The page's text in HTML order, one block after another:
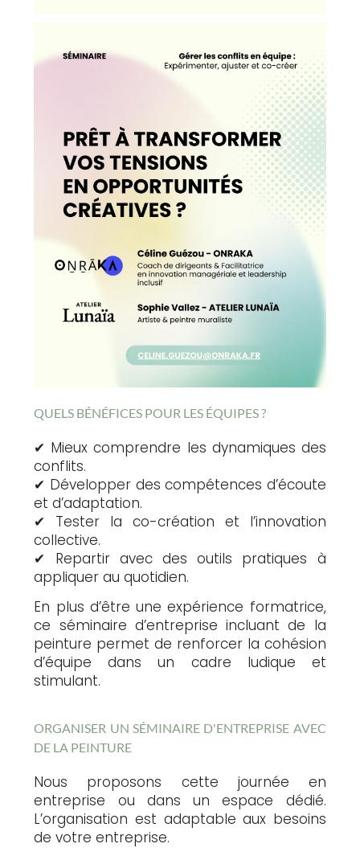
QUELS BÉNÉFICES POUR LES ÉQUIPES ?
✔ Mieux comprendre les dynamiques des
conflits.
✔ Développer des compétences d’écoute
et d’adaptation.
✔ Tester la co-création et l’innovation
collective.
✔ Repartir avec des outils pratiques à
appliquer au quotidien.
En plus d’être une expérience formatrice,
ce séminaire d’entreprise incluant de la
peinture permet de renforcer la cohésion
d’équipe dans un cadre ludique et
stimulant.
ORGANISER UN SÉMINAIRE D'ENTREPRISE AVEC
DE LA PEINTURE
Nous proposons cette journée en
entreprise ou dans un espace dédié.
L’organisation est adaptable aux besoins
de votre entreprise.